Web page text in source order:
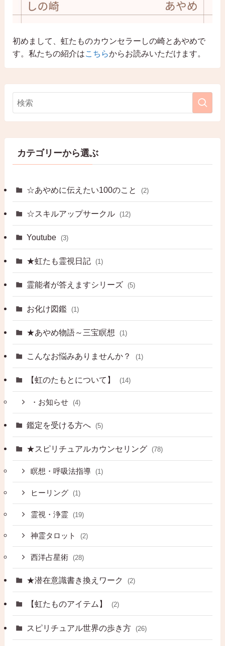
初めまして、虹たものカウンセラーしの崎とあやめで
す。私たちの紹介はこちらからお読みいただけます。
カテゴリーから選ぶ
☆あやめに伝えたい100のこと (2)
☆スキルアップサークル (12)
Youtube (3)
★虹たも霊視日記 (1)
霊能者が答えますシリーズ (5)
お化け図鑑 (1)
★あやめ物語～三宝瞑想 (1)
こんなお悩みありませんか？ (1)
【虹のたもとについて】 (14)
・お知らせ (4)
鑑定を受ける方へ (5)
★スピリチュアルカウンセリング (78)
瞑想・呼吸法指導 (1)
ヒーリング (1)
霊視・浄霊 (19)
神霊タロット (2)
西洋占星術 (28)
★潜在意識書き換えワーク (2)
【虹たものアイテム】 (2)
スピリチュアル世界の歩き方 (26)